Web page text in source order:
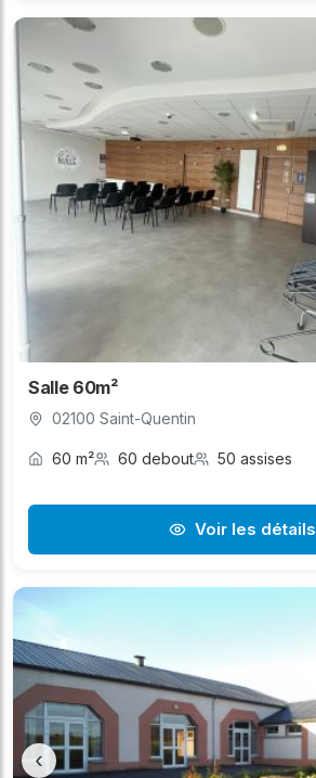
Salle 60m²
02100 Saint-Quentin
60 m² 60 debout 50 assises
Voir les détails
‹